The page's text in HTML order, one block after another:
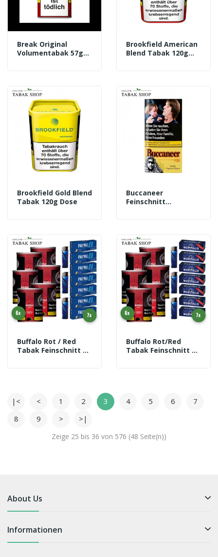
Break Original
Volumentabak 57g
Brookfield American
Blend Tabak 120g
Brookfield Gold Blend
Tabak 120g Dose
Buccaneer
Feinschnitt
Buffalo Rot / Red
Tabak Feinschnitt (6
Buffalo Rot/Red
Tabak Feinschnitt (6
|< < 1 2 3 4 5 6
7
8
9 > >|
Zeige 25 bis 36 von 576 (48 Seite(n))
About Us
Informationen